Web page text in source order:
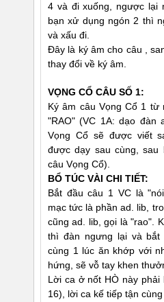
4 và đi xuống, ngược
bạn xử dụng ngón 2 thì
và xấu đi.
Ðây là ký âm cho câu ,
thay đổi về ký âm.
VỌNG CỔ CÂU SỐ 1:
Ký âm câu Vọng Cổ 1 từ
"RAO" (VC 1A: dạo đàn
Vọng Cổ sẽ được viết
được dạy sau cùng, sau
câu Vọng Cổ).
BỔ TÚC VÀI CHI TIẾT:
Bắt đầu câu 1 VC là
mạc tức là phần ad. lib,
cũng ad. lib, gọi là "rao".
thì đàn ngưng lại và bắt
cùng 1 lúc ăn khớp với
hứng, sẽ vỗ tay khen
Lời ca ở nốt HÒ này phải
16), lời ca kế tiếp tận